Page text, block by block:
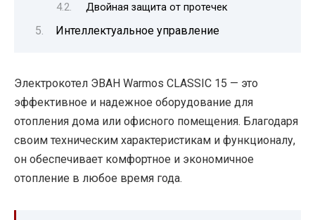
Двойная защита от протечек
Интеллектуальное управление
Электрокотел ЭВАН Warmos CLASSIC 15 — это
эффективное и надежное оборудование для
отопления дома или офисного помещения. Благодаря
своим техническим характеристикам и функционалу,
он обеспечивает комфортное и экономичное
отопление в любое время года.